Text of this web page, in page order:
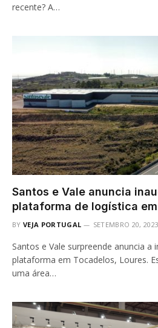
recente? A…
Santos e Vale anuncia
plataforma de logística
BY VEJA PORTUGAL SETEMBRO 20, 2023
Santos e Vale surpreende anuncia a
plataforma em Tocadelos, Loures.
uma área…